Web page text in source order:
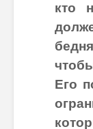
кто
Его